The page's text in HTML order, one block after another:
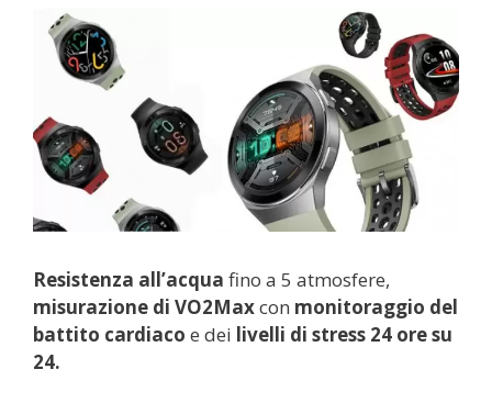
Resistenza all’acqua fino a 5 atmosfere,
misurazione di VO2Maxcon monitoraggio del
battito cardiaco e dei livelli di stress 24 ore su
24.